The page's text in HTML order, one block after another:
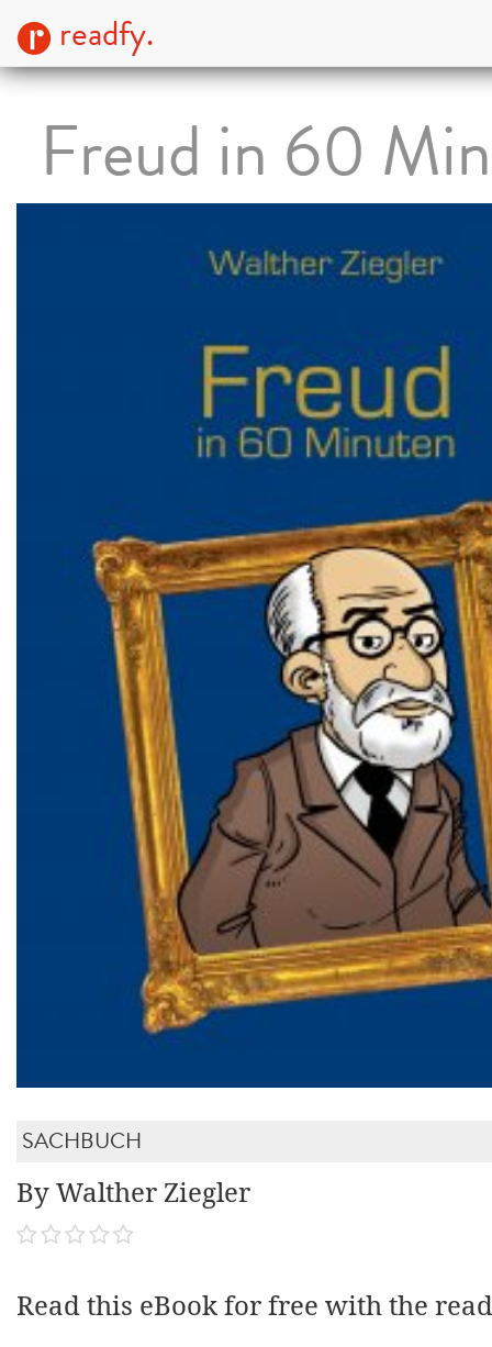
readfy.
Freud in 60
SACHBUCH
By Walther Ziegler
Read this eBook for free with the